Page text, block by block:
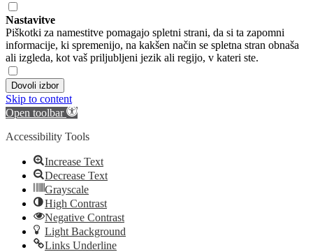
Nastavitve
Piškotki za namestitve pomagajo spletni strani, da si ta zapomni
informacije, ki spremenijo, na kakšen način se spletna stran obnaša
ali izgleda, kot vaš priljubljeni jezik ali regijo, v kateri ste.
Dovoli izbor
Skip to content
Open toolbar
Accessibility Tools
Increase Text
Decrease Text
Grayscale
High Contrast
Negative Contrast
Light Background
Links Underline